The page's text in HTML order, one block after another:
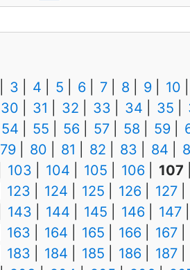
3 4 5 6 7 8 9
10
30 31 32 33 34 35
54 55 56 57 58 59
79 80 81 82 83 84
103 104 105 106
107
123 124 125 126
127
143 144 145 146
147
163 164 165 166
167
183 184 185 186
187